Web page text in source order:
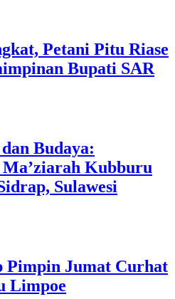
Petani Pitu Riase
Bupati SAR
Budaya:
Kubburu
Sulawesi
Pimpin Jumat Curhat
Limpoe